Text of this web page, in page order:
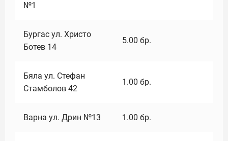
№1
Бургас ул. Христо
Ботев 14
5.00 бр.
Бяла ул. Стефан
Стамболов 42
1.00 бр.
Варна ул. Дрин №13 1.00 бр.